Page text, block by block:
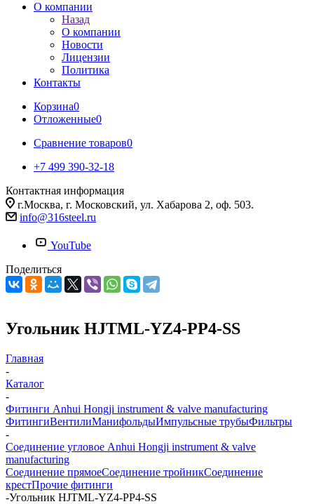
О компании
Назад
О компании
Новости
Лицензии
Политика
Контакты
Корзина0
Отложенные0
Сравнение товаров0
+7 499 390-32-18
Контактная информация
г.Москва, г. Московский, ул. Хабарова 2, оф. 503.
info@316steel.ru
YouTube
Поделиться
Угольник HJTML-YZ4-PP4-SS
Главная
-
Каталог
-
Фитинги Anhui Hongji instrument & valve manufacturing
ФитингиВентилиМанифольдыИмпульсные трубыФильтры
-
Соединение угловое Anhui Hongji instrument & valve
manufacturing
Соединение прямоеСоединение тройникСоединение
крестПрочие фитинги
-Угольник HJTML-YZ4-PP4-SS